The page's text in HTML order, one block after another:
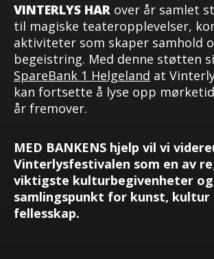
VINTERLYS HAR over år samlet
til magiske teateropplevelser,
aktiviteter som skaper samhold
begeistring. Med denne støtten
SpareBank 1 Helgeland at
kan fortsette å lyse opp
år fremover.
MED BANKENS hjelp vil vi
Vinterlysfestivalen som en av
viktigste kulturbegivenheter
samlingspunkt for kunst, kultur
fellesskap.